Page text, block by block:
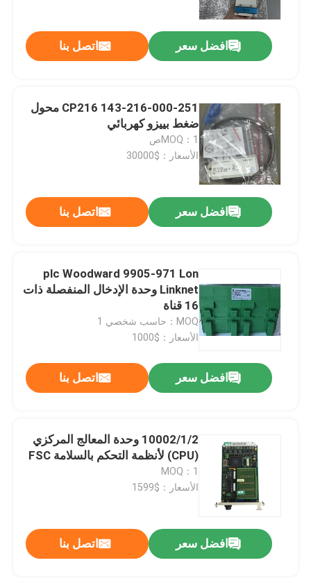
افضل سعر اتصل بنا
CP216 143-216-000-251 محول
ضغط بييزو كهربائي
MOQ：1ص
الأسعار：$30000
افضل سعر اتصل بنا
plc Woodward 9905-971 Lon
Linknet وحدة الإدخال المنفصلة ذات
16 قناة
MOQ：حاسب شخصي 1
الأسعار：$1000
افضل سعر اتصل بنا
10002/1/2 وحدة المعالج المركزي
(CPU) لأنظمة التحكم بالسلامة FSC
MOQ：1
الأسعار：$1599
افضل سعر اتصل بنا